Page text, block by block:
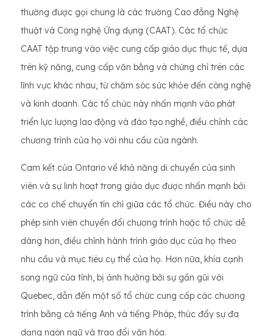
thường được gọi chung là các trường Cao đẳng Nghệ
thuật và Công nghệ Ứng dụng (CAAT). Các tổ chức
CAAT tập trung vào việc cung cấp giáo dục thực tế, dựa
trên kỹ năng, cung cấp văn bằng và chứng chỉ trên các
lĩnh vực khác nhau, từ chăm sóc sức khỏe đến công nghệ
và kinh doanh. Các tổ chức này nhấn mạnh vào phát
triển lực lượng lao động và đào tạo nghề, điều chỉnh các
chương trình của họ với nhu cầu của ngành.
Cam kết của Ontario về khả năng di chuyển của sinh
viên và sự linh hoạt trong giáo dục được nhấn mạnh bởi
các cơ chế chuyển tín chỉ giữa các tổ chức. Điều này cho
phép sinh viên chuyển đổi chương trình hoặc tổ chức dễ
dàng hơn, điều chỉnh hành trình giáo dục của họ theo
nhu cầu và mục tiêu cụ thể của họ. Hơn nữa, khía cạnh
song ngữ của tỉnh, bị ảnh hưởng bởi sự gần gũi với
Quebec, dẫn đến một số tổ chức cung cấp các chương
trình bằng cả tiếng Anh và tiếng Pháp, thúc đẩy sự đa
dạng ngôn ngữ và trao đổi văn hóa.